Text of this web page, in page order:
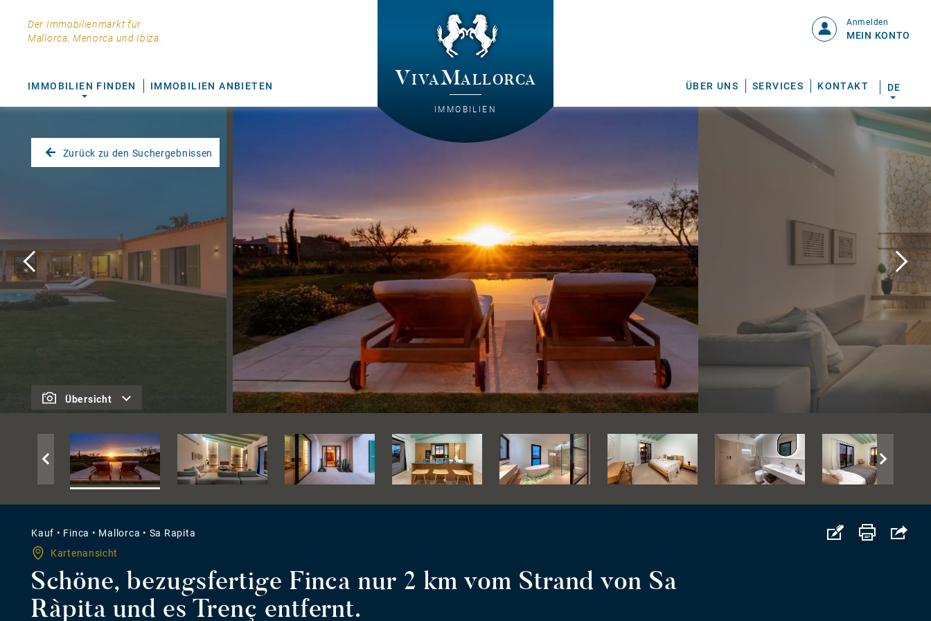
Der Immobilienmarkt für
Mallorca, Menorca und Ibiza.
VivaMallorca
IMMOBILIEN
IMMOBILIEN FINDEN IMMOBILIEN ANBIETEN ÜBER UNS SERVICES KONTAKT
Anmelden
MEIN KONTO
DE
Zurück zu den Suchergebnissen
Übersicht
Kauf • Finca • Mallorca • Sa Rapita
Kartenansicht
Schöne, bezugsfertige Finca nur 2 km vom Strand von Sa
Ràpita und es Trenç entfernt.